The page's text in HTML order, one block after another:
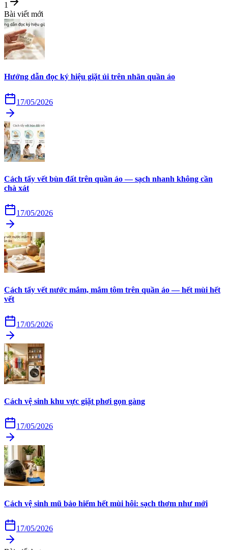
1
Bài viết mới
Hướng dẫn đọc ký hiệu giặt ủi trên nhãn quần áo
17/05/2026
Cách tẩy vết bùn đất trên quần áo — sạch nhanh không cần
chà xát
17/05/2026
Cách tẩy vết nước mắm, mắm tôm trên quần áo — hết mùi hết
vết
17/05/2026
Cách vệ sinh khu vực giặt phơi gọn gàng
17/05/2026
Cách vệ sinh mũ bảo hiểm hết mùi hôi: sạch thơm như mới
17/05/2026